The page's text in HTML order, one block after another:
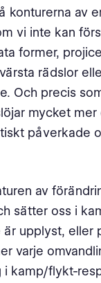
konturerna av
vi inte kan
former,
rädslor
Och precis
mycket mer
påverkade
av
sätter oss i
är upplyst, eller
varje
i kamp/flykt-